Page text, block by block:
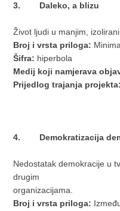
3. Daleko, a blizu
Život ljudi u manjim,
Broj i vrsta priloga:
Šifra: hiperbola
Medij koji namjerava
Prijedlog trajanja projekta:
4. Demokratizacija
Nedostatak demokracije u
drugim
organizacijama.
Broj i vrsta priloga: